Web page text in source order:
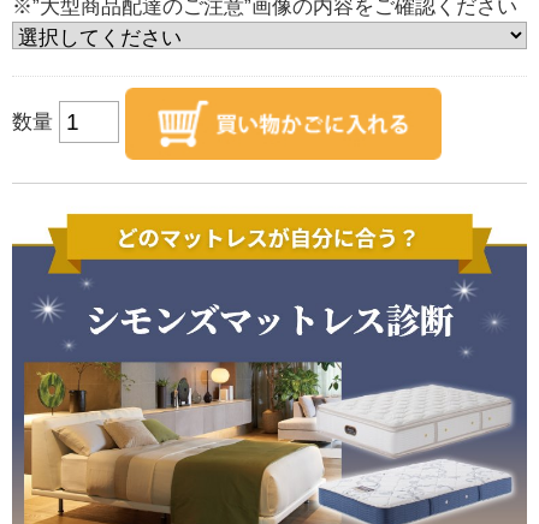
※”大型商品配達のご注意”画像の内容をご確認ください
数量